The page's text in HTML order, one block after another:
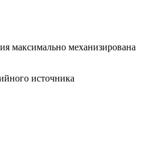
максимально механизирована
источника